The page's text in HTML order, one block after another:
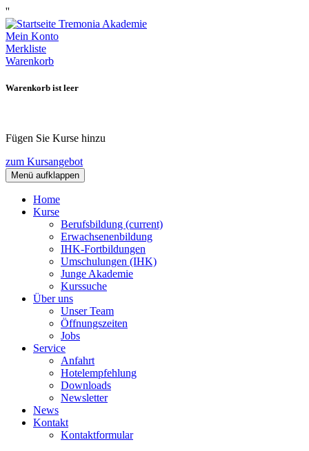
''
Mein Konto
Merkliste
Warenkorb
Warenkorb ist leer
Fügen Sie Kurse hinzu
zum Kursangebot
Menü aufklappen
Home
Kurse
Berufsbildung (current)
Erwachsenenbildung
IHK-Fortbildungen
Umschulungen (IHK)
Junge Akademie
Kurssuche
Über uns
Unser Team
Öffnungszeiten
Jobs
Service
Anfahrt
Hotelempfehlung
Downloads
Newsletter
News
Kontakt
Kontaktformular